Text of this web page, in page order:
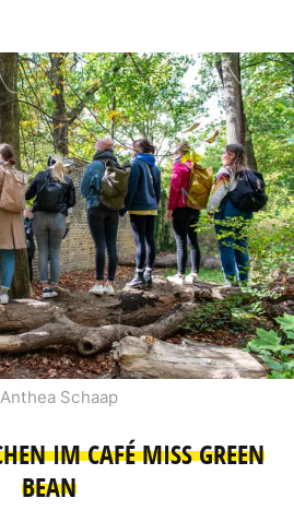
Schaap
IM CAFÉ MISS GREEN
BEAN